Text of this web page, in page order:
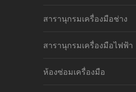
สารานุกรมเครื่องมือช่าง
สารานุกรมเครื่องมือไฟฟ้า
ห้องซ่อมเครื่องมือ